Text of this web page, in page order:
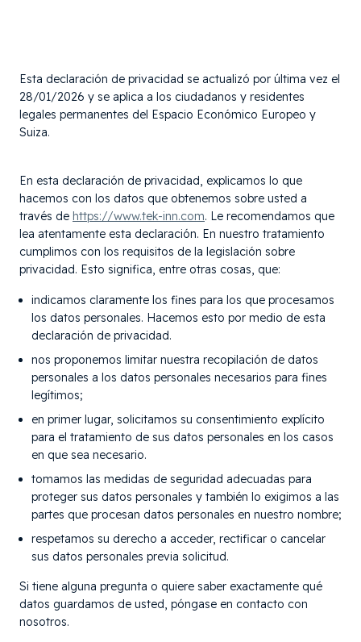
Esta declaración de privacidad se actualizó por última vez el
28/01/2026 y se aplica a los ciudadanos y residentes
legales permanentes del Espacio Económico Europeo y
Suiza.
En esta declaración de privacidad, explicamos lo que
hacemos con los datos que obtenemos sobre usted a
través de https://www.tek-inn.com. Le recomendamos que
lea atentamente esta declaración. En nuestro tratamiento
cumplimos con los requisitos de la legislación sobre
privacidad. Esto significa, entre otras cosas, que:
indicamos claramente los fines para los que procesamos
los datos personales. Hacemos esto por medio de esta
declaración de privacidad.
nos proponemos limitar nuestra recopilación de datos
personales a los datos personales necesarios para fines
legítimos;
en primer lugar, solicitamos su consentimiento explícito
para el tratamiento de sus datos personales en los casos
en que sea necesario.
tomamos las medidas de seguridad adecuadas para
proteger sus datos personales y también lo exigimos a las
partes que procesan datos personales en nuestro nombre;
respetamos su derecho a acceder, rectificar o cancelar
sus datos personales previa solicitud.
Si tiene alguna pregunta o quiere saber exactamente qué
datos guardamos de usted, póngase en contacto con
nosotros.